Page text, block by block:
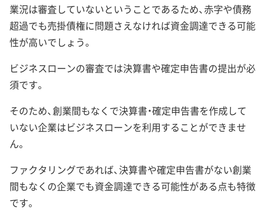
業況は審査していないということであるため、赤字や債務
超過でも売掛債権に問題さえなければ資金調達できる可能
性が高いでしょう。
ビジネスローンの審査では決算書や確定申告書の提出が必
須です。
そのため、創業間もなくで決算書・確定申告書を作成して
いない企業はビジネスローンを利用することができませ
ん。
ファクタリングであれば、決算書や確定申告書がない創業
間もなくの企業でも資金調達できる可能性がある点も特徴
です。